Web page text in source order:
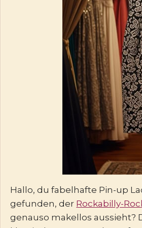
Hallo, du fabelhafte Pin-up
gefunden, der Rockabilly-
genauso makellos aussieht?